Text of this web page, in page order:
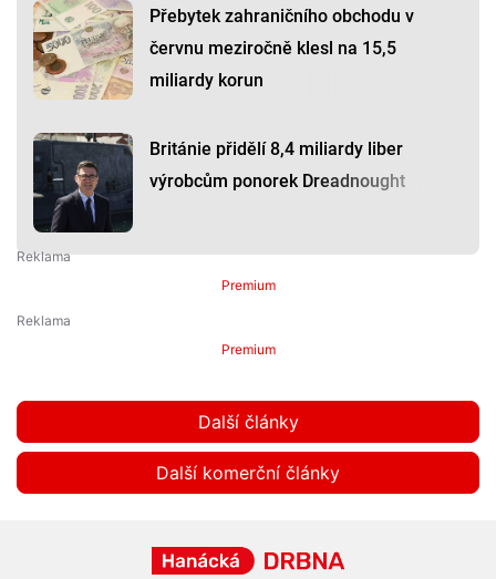
Přebytek zahraničního obchodu v
červnu meziročně klesl na 15,5
miliardy korun
Británie přidělí 8,4 miliardy liber
výrobcům ponorek Dreadnought
Premium
Premium
Další články
Další komerční články